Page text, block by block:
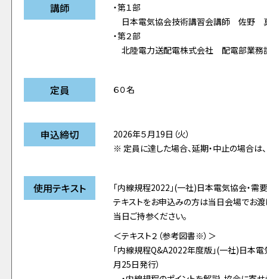
講師
・第１部
日本電気協会技術講習会講師 佐野
・第２部
北陸電力送配電株式会社 配電部業務
定員 ６０名
申込締切
2026年５月19日（火）
※ 定員に達した場合、延期・中止の場合は
使用テキスト
「内線規程2022」(一社)日本電気協会・
テキストをお申込みの方は当日会場でお渡
当日ご持参ください。
＜テキスト２（参考図書※）＞
「内線規程Q&A2022年度版」(一社)日本
月25日発行）